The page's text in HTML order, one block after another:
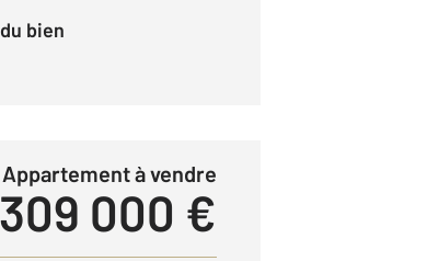
bien
Appartement à vendre
309 000 €